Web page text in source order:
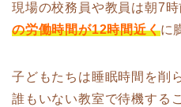
現場の校務員や教員は朝7
の労働時間が12時間近くに
子どもたちは睡眠時間を削
誰もいない教室で待機する